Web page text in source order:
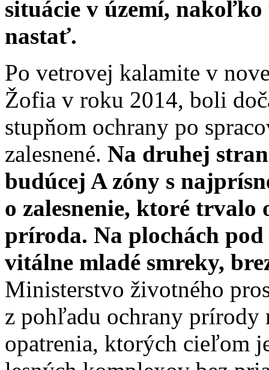
situácie v území,
nastať.
Po vetrovej kalamite v
Žofia v roku 2014, boli
stupňom ochrany po
zalesnené. Na druhej
budúcej A zóny s
o zalesnenie, ktoré trvalo
príroda. Na plochách
vitálne mladé smreky,
Ministerstvo životného
z pohľadu ochrany prírody
opatrenia, ktorých cieľom